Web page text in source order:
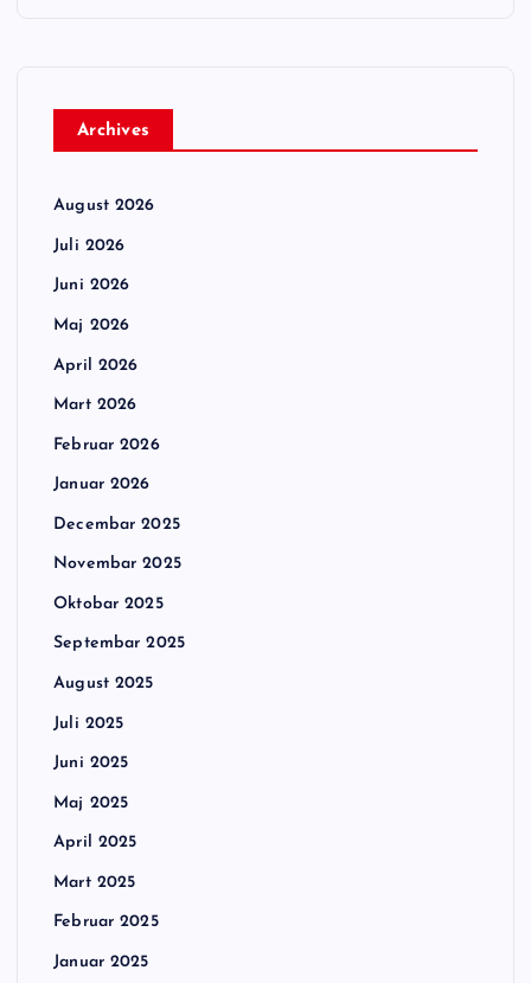
Archives
August 2026
Juli 2026
Juni 2026
Maj 2026
April 2026
Mart 2026
Februar 2026
Januar 2026
Decembar 2025
Novembar 2025
Oktobar 2025
Septembar 2025
August 2025
Juli 2025
Juni 2025
Maj 2025
April 2025
Mart 2025
Februar 2025
Januar 2025